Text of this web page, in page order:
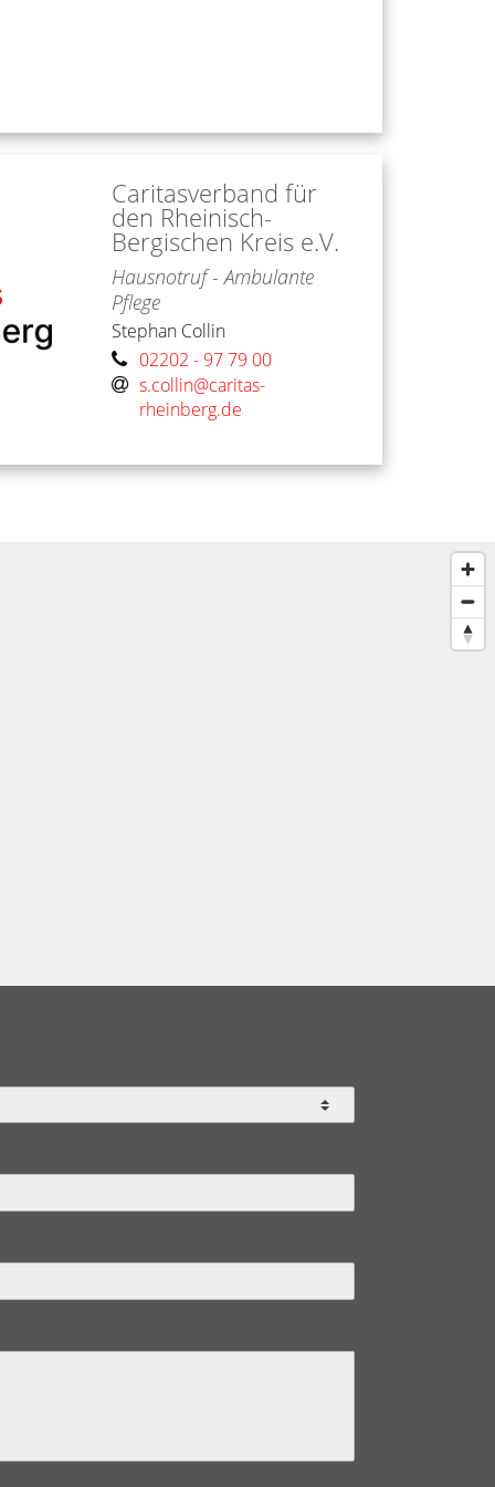
Caritasverband für
den Rheinisch-
Bergischen Kreis e.V.
Hausnotruf - Ambulante
Pflege
Stephan Collin
02202 - 97 79 00
s.collin@caritas-
rheinberg.de